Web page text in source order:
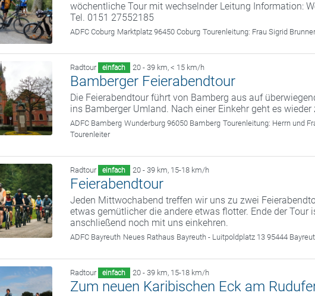
wöchentliche Tour mit wechselnder Leitung Information:
Tel. 0151 27552185
ADFC Coburg Marktplatz 96450 Coburg Tourenleitung: Frau Sigrid
Radtour einfach 20 - 39 km, < 15 km/h
Bamberger Feierabendtour
Die Feierabendtour führt von Bamberg aus auf
ins Bamberger Umland. Nach einer Einkehr geht es
ADFC Bamberg Wunderburg 96050 Bamberg Tourenleitung: Herrn und
Tourenleiter
Radtour einfach 20 - 39 km, 15-18 km/h
Feierabendtour
Jeden Mittwochabend treffen wir uns zu zwei
etwas gemütlicher die andere etwas flotter. Ende der Tour
anschließend noch mit uns einkehren.
ADFC Bayreuth Neues Rathaus Bayreuth - Luitpoldplatz 13 95444
Radtour einfach 20 - 39 km, 15-18 km/h
Zum neuen Karibischen Eck am